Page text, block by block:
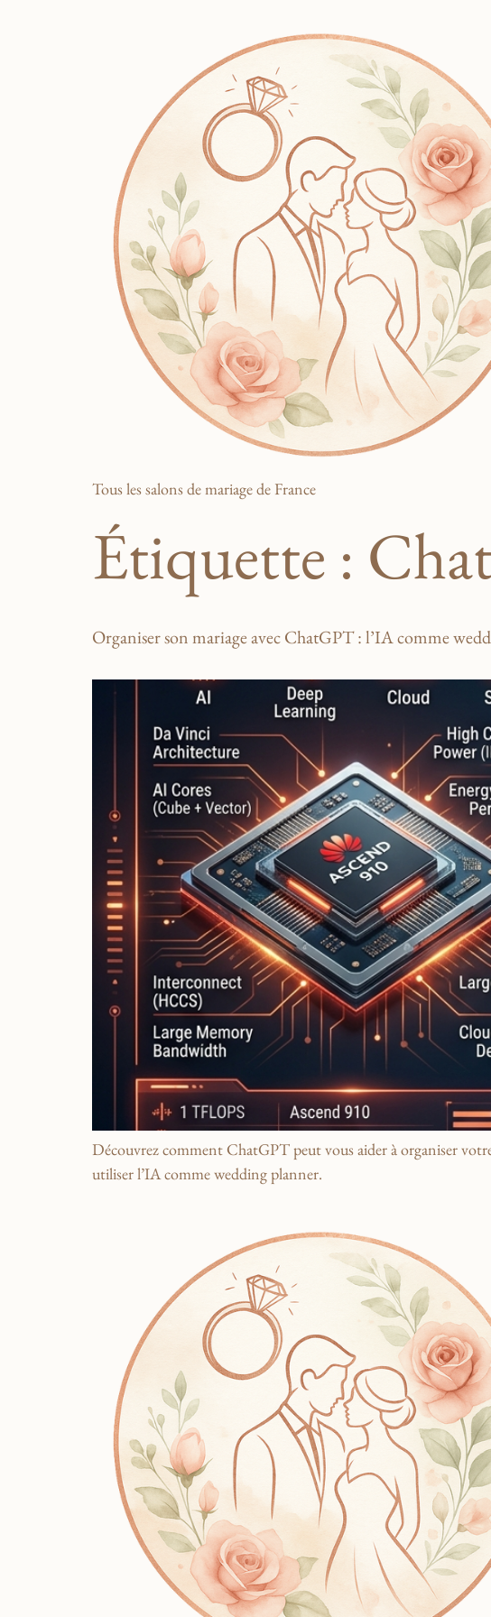
Tous les salons de mariage de France
Étiquette :
Organiser son mariage avec ChatGPT : l’IA comme
Découvrez comment ChatGPT peut vous aider à organiser
utiliser l’IA comme wedding planner.